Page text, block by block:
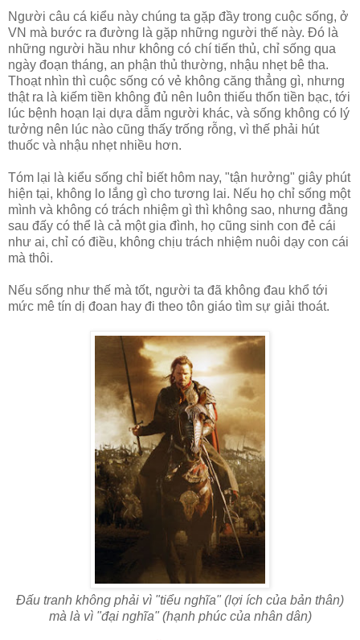
Người câu cá kiểu này chúng ta gặp đầy trong cuộc sống, ở
VN mà bước ra đường là gặp những người thế này. Đó là
những người hầu như không có chí tiến thủ, chỉ sống qua
ngày đoạn tháng, an phận thủ thường, nhậu nhẹt bê tha.
Thoạt nhìn thì cuộc sống có vẻ không căng thẳng gì, nhưng
thật ra là kiếm tiền không đủ nên luôn thiếu thốn tiền bạc, tới
lúc bệnh hoạn lại dựa dẫm người khác, và sống không có lý
tưởng nên lúc nào cũng thấy trống rỗng, vì thế phải hút
thuốc và nhậu nhẹt nhiều hơn.
Tóm lại là kiểu sống chỉ biết hôm nay, "tận hưởng" giây phút
hiện tại, không lo lắng gì cho tương lai. Nếu họ chỉ sống một
mình và không có trách nhiệm gì thì không sao, nhưng đằng
sau đấy có thể là cả một gia đình, họ cũng sinh con đẻ cái
như ai, chỉ có điều, không chịu trách nhiệm nuôi dạy con cái
mà thôi.
Nếu sống như thế mà tốt, người ta đã không đau khổ tới
mức mê tín dị đoan hay đi theo tôn giáo tìm sự giải thoát.
Đấu tranh không phải vì "tiểu nghĩa" (lợi ích của bản thân)
mà là vì "đại nghĩa" (hạnh phúc của nhân dân)